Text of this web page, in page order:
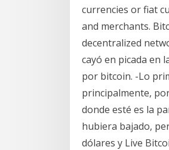
currencies or fiat
and merchants.
decentralized
cayó en picada en
por bitcoin. -Lo
principalmente,
donde esté es la
hubiera bajado,
dólares y Live